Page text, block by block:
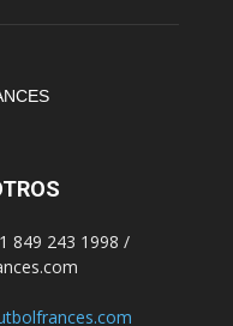
849 243 1998 /